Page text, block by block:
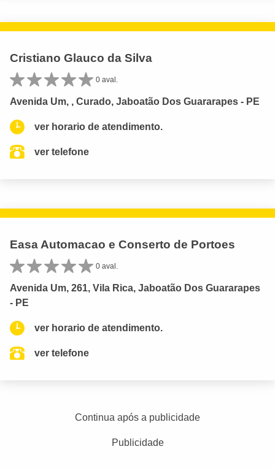
Cristiano Glauco da Silva
0 aval.
Avenida Um, , Curado, Jaboatão Dos Guararapes - PE
ver horario de atendimento.
ver telefone
Easa Automacao e Conserto de Portoes
0 aval.
Avenida Um, 261, Vila Rica, Jaboatão Dos Guararapes
- PE
ver horario de atendimento.
ver telefone
Continua após a publicidade
Publicidade